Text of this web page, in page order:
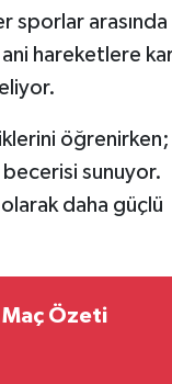
sporlar arasında
hareketlere
öğrenirken;
sunuyor.
daha güçlü
Maç Özeti